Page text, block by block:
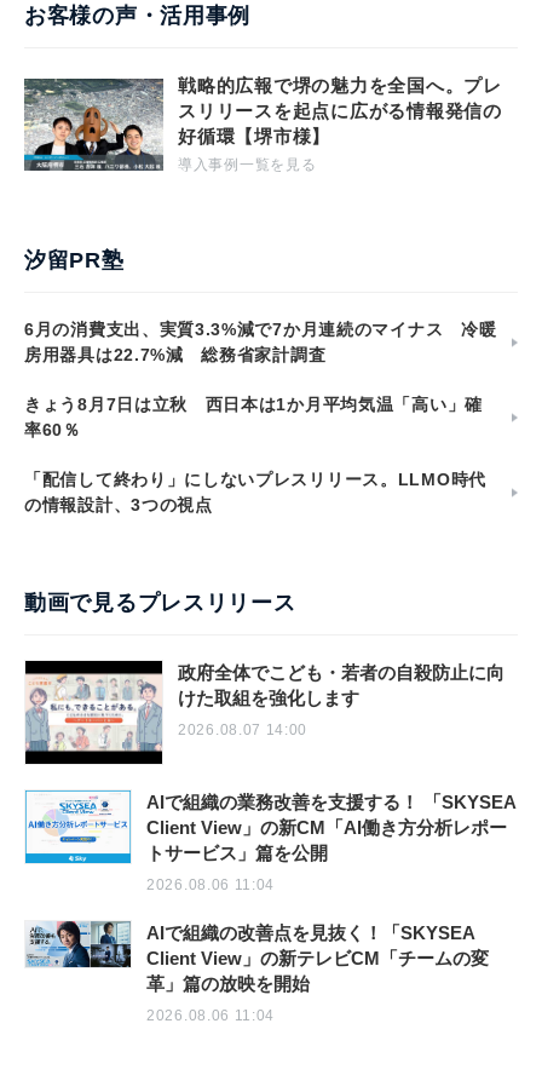
お客様の声・活用事例
戦略的広報で堺の魅力を全国へ。プレ
スリリースを起点に広がる情報発信の
好循環【堺市様】
導入事例一覧を見る
汐留PR塾
6月の消費支出、実質3.3%減で7か月連続のマイナス 冷暖
房用器具は22.7%減 総務省家計調査
きょう8月7日は立秋 西日本は1か月平均気温「高い」確
率60％
「配信して終わり」にしないプレスリリース。LLMO時代
の情報設計、3つの視点
動画で見るプレスリリース
政府全体でこども・若者の自殺防止に向
けた取組を強化します
2026.08.07 14:00
AIで組織の業務改善を支援する！ 「SKYSEA
Client View」の新CM「AI働き方分析レポー
トサービス」篇を公開
2026.08.06 11:04
AIで組織の改善点を見抜く！「SKYSEA
Client View」の新テレビCM「チームの変
革」篇の放映を開始
2026.08.06 11:04